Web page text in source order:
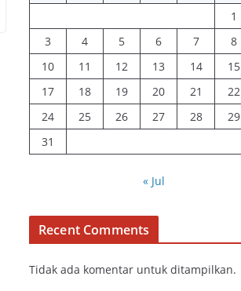
1
3
4 5 6 7 8
10
11 12 13 14 15
17
18 19 20 21 22
24
25 26 27 28 29
31
« Jul
Recent Comments
Tidak ada komentar untuk ditampilkan.